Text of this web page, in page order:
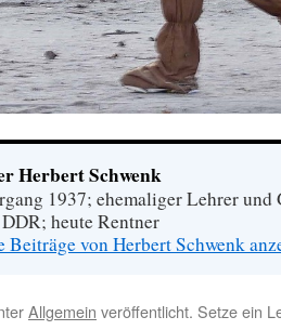
Herbert Schwenk
1937; ehemaliger Lehrer
heute Rentner
Beiträge von Herbert Schwenk
Allgemein veröffentlicht. Setze ein